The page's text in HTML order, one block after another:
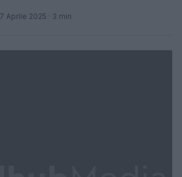
Aprile 2025 · 3 min